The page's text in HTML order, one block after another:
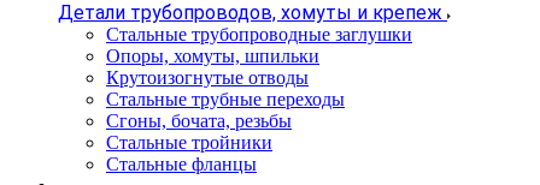
Детали трубопроводов, хомуты и крепеж
Стальные трубопроводные заглушки
Опоры, хомуты, шпильки
Крутоизогнутые отводы
Стальные трубные переходы
Сгоны, бочата, резьбы
Стальные тройники
Стальные фланцы